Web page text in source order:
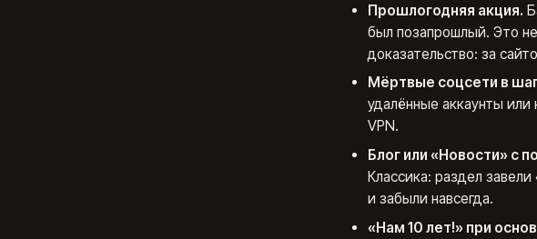
Прошлогодняя акция.
был позапрошлый. Это
доказательство: за
Мёртвые соцсети в
удалённые аккаунты или
VPN.
Блог или «Новости» с
Классика: раздел
и забыли навсегда.
«Нам 10 лет!» при